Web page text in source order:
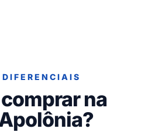
DIFERENCIAIS
na